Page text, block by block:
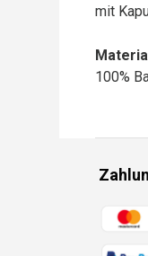
mit
100%